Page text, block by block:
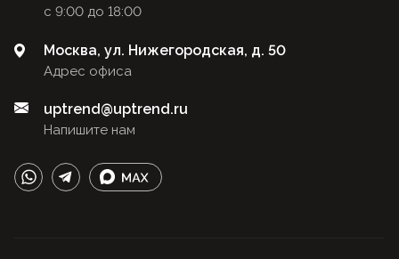
с 9:00 до 18:00
Адрес офиса
Москва, ул. Нижегородская, д. 50
Напишите нам
uptrend@uptrend.ru